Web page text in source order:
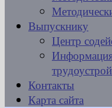
Выпускнику
Центр
Контакты
Карта сайта